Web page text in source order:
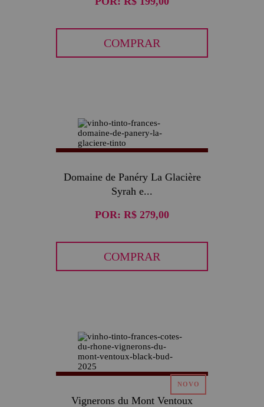
COMPRAR
Domaine de Panéry La Glacière
Syrah e...
POR: R$ 279,00
COMPRAR
Vignerons du Mont Ventoux